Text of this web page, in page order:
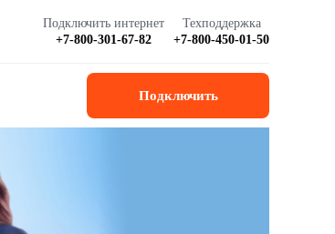
Подключить интернет
+7-800-301-67-82
Техподдержка
+7-800-450-01-50
Подключить